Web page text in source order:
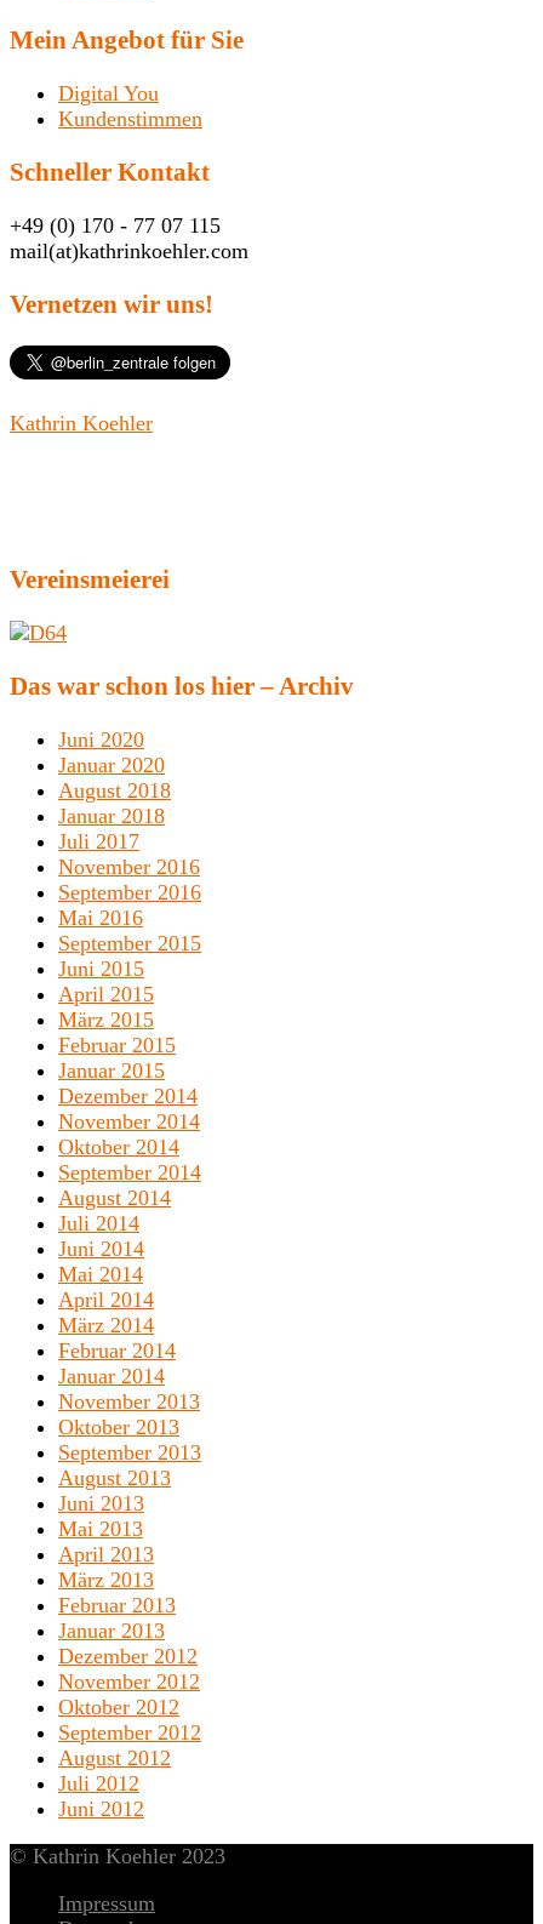
Mein Angebot für Sie
Digital You
Kundenstimmen
Schneller Kontakt
+49 (0) 170 - 77 07 115
mail(at)kathrinkoehler.com
Vernetzen wir uns!
Kathrin Koehler
Vereinsmeierei
Das war schon los hier – Archiv
Juni 2020
Januar 2020
August 2018
Januar 2018
Juli 2017
November 2016
September 2016
Mai 2016
September 2015
Juni 2015
April 2015
März 2015
Februar 2015
Januar 2015
Dezember 2014
November 2014
Oktober 2014
September 2014
August 2014
Juli 2014
Juni 2014
Mai 2014
April 2014
März 2014
Februar 2014
Januar 2014
November 2013
Oktober 2013
September 2013
August 2013
Juni 2013
Mai 2013
April 2013
März 2013
Februar 2013
Januar 2013
Dezember 2012
November 2012
Oktober 2012
September 2012
August 2012
Juli 2012
Juni 2012
© Kathrin Koehler 2023
Impressum